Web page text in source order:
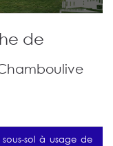
de
sol à usage de